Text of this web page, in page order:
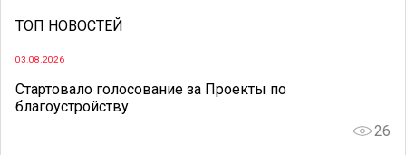
ТОП НОВОСТЕЙ
03.08.2026
Стартовало голосование за Проекты по
благоустройству
26